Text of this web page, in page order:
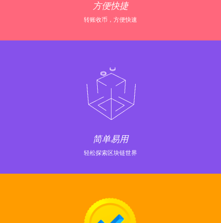
方便快捷
转账收币，方便快速
简单易用
轻松探索区块链世界